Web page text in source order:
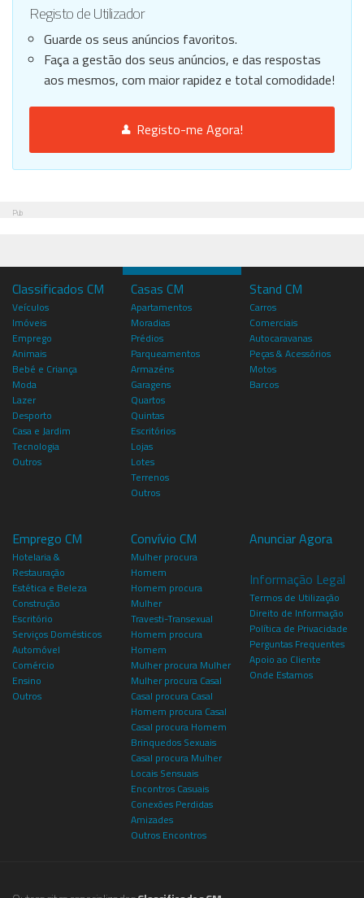
Registo de Utilizador
Guarde os seus anúncios favoritos.
Faça a gestão dos seus anúncios, e das respostas
aos mesmos, com maior rapidez e total comodidade!
Registo-me Agora!
Pub
Classificados CM
Veículos
Imóveis
Emprego
Animais
Bebé e Criança
Moda
Lazer
Desporto
Casa e Jardim
Tecnologia
Outros
Casas CM
Apartamentos
Moradias
Prédios
Parqueamentos
Armazéns
Garagens
Quartos
Quintas
Escritórios
Lojas
Lotes
Terrenos
Outros
Stand CM
Carros
Comerciais
Autocaravanas
Peças & Acessórios
Motos
Barcos
Emprego CM
Hotelaria &
Restauração
Estética e Beleza
Construção
Escritório
Serviços Domésticos
Automóvel
Comércio
Ensino
Outros
Convívio CM
Mulher procura
Homem
Homem procura
Mulher
Travesti-Transexual
Homem procura
Homem
Mulher procura Mulher
Mulher procura Casal
Casal procura Casal
Homem procura Casal
Casal procura Homem
Brinquedos Sexuais
Casal procura Mulher
Locais Sensuais
Encontros Casuais
Conexões Perdidas
Amizades
Outros Encontros
Anunciar Agora
Informação Legal
Termos de Utilização
Direito de Informação
Política de Privacidade
Perguntas Frequentes
Apoio ao Cliente
Onde Estamos